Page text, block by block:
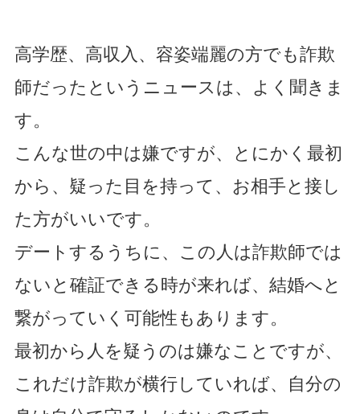
高学歴、高収入、容姿端麗の方でも詐欺
師だったというニュースは、よく聞きま
す。
こんな世の中は嫌ですが、とにかく最初
から、疑った目を持って、お相手と接し
た方がいいです。
デートするうちに、この人は詐欺師では
ないと確証できる時が来れば、結婚へと
繋がっていく可能性もあります。
最初から人を疑うのは嫌なことですが、
これだけ詐欺が横行していれば、自分の